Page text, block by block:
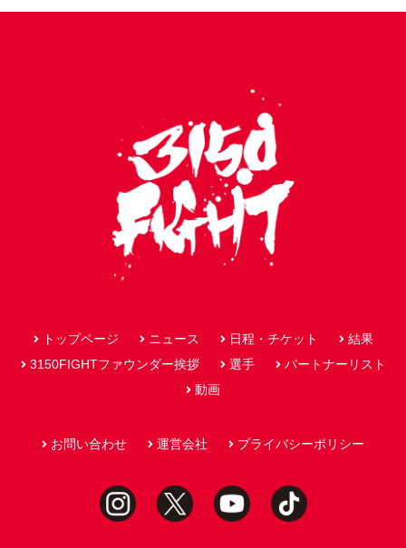
トップページ ニュース 日程・チケット
結果
3150FIGHTファウンダー挨拶
選手
パートナーリスト
動画
お問い合わせ 運営会社 プライバシーポリシー